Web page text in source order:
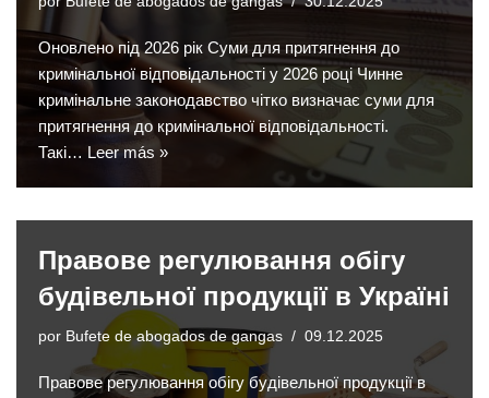
Оновлено під 2026 рік Суми для притягнення до
кримінальної відповідальності у 2026 році Чинне
кримінальне законодавство чітко визначає суми для
притягнення до кримінальної відповідальності.
Такі… Leer más »
Правове регулювання обігу
будівельної продукції в Україні
por Bufete de abogados de gangas 09.12.2025
Правове регулювання обігу будівельної продукції в